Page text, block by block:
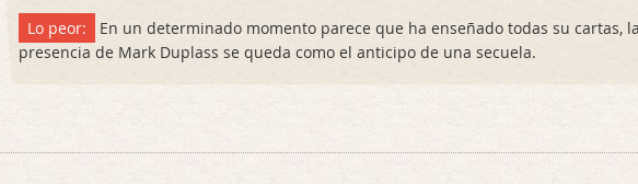
Lo peor:
En un determinado momento parece que ha enseñado todas su cartas, la
presencia de Mark Duplass se queda como el anticipo de una secuela.